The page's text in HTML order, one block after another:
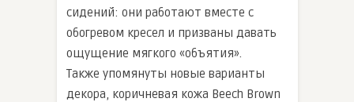
сидений: они работают вместе с
обогревом кресел и призваны давать
ощущение мягкого «объятия».
Также упомянуты новые варианты
декора, коричневая кожа Beech Brown